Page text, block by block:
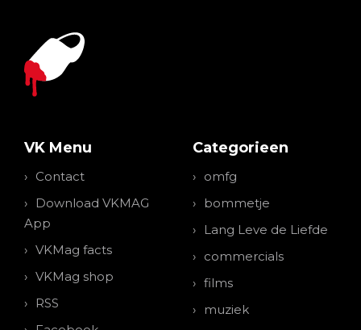
VK Menu
Contact
Download VKMAG
App
VKMag facts
VKMag shop
RSS
Categorieen
omfg
bommetje
Lang Leve de Liefde
commercials
films
muziek